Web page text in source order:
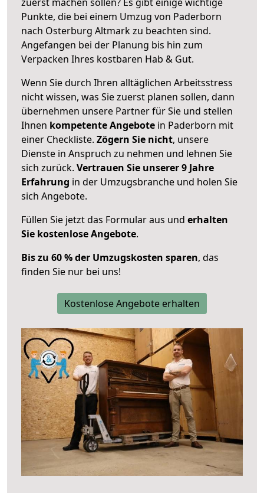
Punkte, die bei einem Umzug von Paderborn
nach Osterburg Altmark zu beachten sind.
Angefangen bei der Planung bis hin zum
Verpacken Ihres kostbaren Hab & Gut.
Wenn Sie durch Ihren alltäglichen Arbeitsstress
nicht wissen, was Sie zuerst planen sollen, dann
übernehmen unsere Partner für Sie und stellen
Ihnen kompetente Angebote in Paderborn mit
einer Checkliste. Zögern Sie nicht, unsere
Dienste in Anspruch zu nehmen und lehnen Sie
sich zurück. Vertrauen Sie unserer 9 Jahre
Erfahrung in der Umzugsbranche und holen Sie
sich Angebote.
Füllen Sie jetzt das Formular aus und erhalten
Sie kostenlose Angebote.
Bis zu 60 % der Umzugskosten sparen, das
finden Sie nur bei uns!
Kostenlose Angebote erhalten